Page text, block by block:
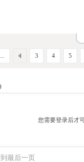
3 4 5
您需要登录后才
最后一页